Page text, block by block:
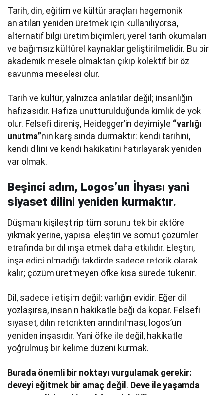
Tarih, din, eğitim ve kültür araçları hegemonik
anlatıları yeniden üretmek için kullanılıyorsa,
alternatif bilgi üretim biçimleri, yerel tarih okumaları
ve bağımsız kültürel kaynaklar geliştirilmelidir. Bu bir
akademik mesele olmaktan çıkıp kolektif bir öz
savunma meselesi olur.
Tarih ve kültür, yalnızca anlatılar değil; insanlığın
hafızasıdır. Hafıza unutturulduğunda kimlik de yok
olur. Felsefi direniş, Heidegger’in deyimiyle “varlığı
unutma”nın karşısında durmaktır: kendi tarihini,
kendi dilini ve kendi hakikatini hatırlayarak yeniden
var olmak.
Beşinci adım, Logos’un İhyası yani
siyaset dilini yeniden kurmaktır.
Düşmanı kişileştirip tüm sorunu tek bir aktöre
yıkmak yerine, yapısal eleştiri ve somut çözümler
etrafında bir dil inşa etmek daha etkilidir. Eleştiri,
inşa edici olmadığı takdirde sadece retorik olarak
kalır; çözüm üretmeyen öfke kısa sürede tükenir.
Dil, sadece iletişim değil; varlığın evidir. Eğer dil
yozlaşırsa, insanın hakikatle bağı da kopar. Felsefi
siyaset, dilin retorikten arındırılması, logos’un
yeniden inşasıdır. Yani öfke ile değil, hakikatle
yoğrulmuş bir kelime düzeni kurmak.
Burada önemli bir noktayı vurgulamak gerekir:
deveyi eğitmek bir amaç değil. Deve ile yaşamda